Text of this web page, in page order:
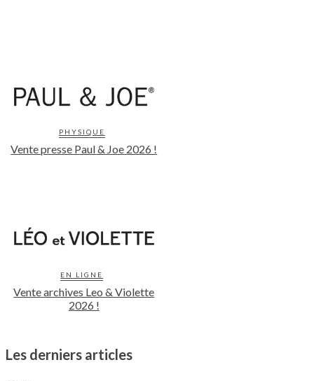
PHYSIQUE
Vente presse Paul & Joe 2026 !
EN LIGNE
Vente archives Leo & Violette
2026 !
Les derniers articles